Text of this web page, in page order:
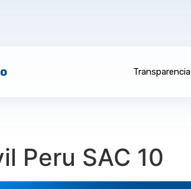
Transparencia
Peru SAC 10